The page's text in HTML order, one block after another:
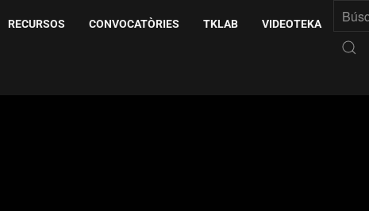
RECURSOS CONVOCATÒRIES TKLAB VIDEOTEKA